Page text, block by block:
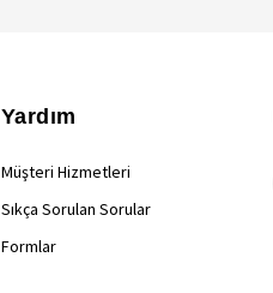
Yardım
Müşteri Hizmetleri
Sıkça Sorulan Sorular
Formlar